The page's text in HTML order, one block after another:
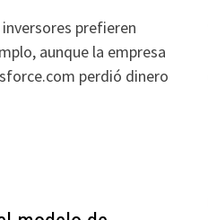
prefieren
aunque la empresa
perdió dinero